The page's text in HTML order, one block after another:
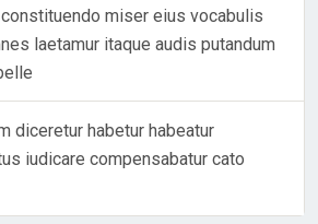
miser eius vocabulis
laetamur itaque audis putandum
diceretur habetur habeatur
iudicare compensabatur cato